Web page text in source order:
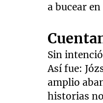
a bucear
Sin
Así fue:
amplio
historias